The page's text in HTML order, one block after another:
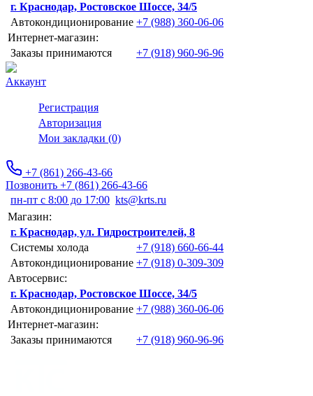
г. Краснодар, Ростовское Шоссе, 34/5
Автокондиционирование +7 (988) 360-06-06
Интернет-магазин:
Заказы принимаются
+7 (918) 960-96-96
Аккаунт
Регистрация
Авторизация
Мои закладки (0)
+7 (861) 266-43-66
Позвонить +7 (861) 266-43-66
пн-пт с 8:00 до 17:00 kts@krts.ru
Магазин:
г. Краснодар, ул. Гидростроителей, 8
Системы холода
+7 (918) 660-66-44
Автокондиционирование +7 (918) 0-309-309
Автосервис:
г. Краснодар, Ростовское Шоссе, 34/5
Автокондиционирование +7 (988) 360-06-06
Интернет-магазин:
Заказы принимаются
+7 (918) 960-96-96